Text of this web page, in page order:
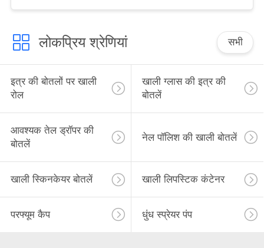
लोकप्रिय श्रेणियां सभी
इत्र की बोतलों पर खाली
रोल
खाली ग्लास की इत्र की
बोतलें
आवश्यक तेल ड्रॉपर की
बोतलें
नेल पॉलिश की खाली बोतलें
खाली स्किनकेयर बोतलें खाली लिपस्टिक कंटेनर
परफ्यूम कैप धुंध स्प्रेयर पंप